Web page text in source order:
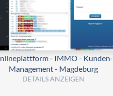
- IMMO - Kunden-
Management - Magdeburg
DETAILS ANZEIGEN